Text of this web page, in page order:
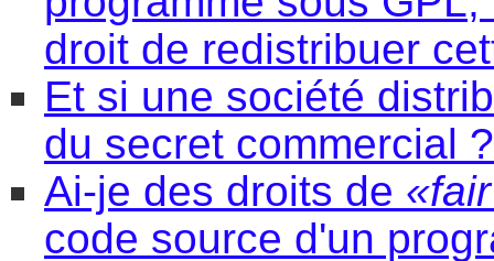
droit de redistribuer
Et si une société
du secret commercial ?
Ai-je des droits de
code source d'un